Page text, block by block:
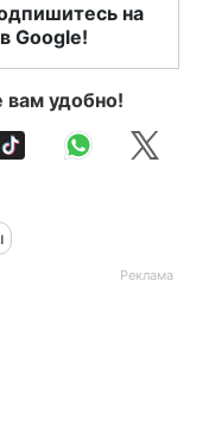
на
Google!
вам удобно!